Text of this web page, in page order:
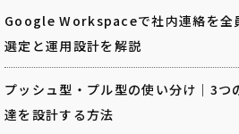
Google Workspaceで社内連絡を全
選定と運用設計を解説
プッシュ型・プル型の使い分け｜3つ
達を設計する方法